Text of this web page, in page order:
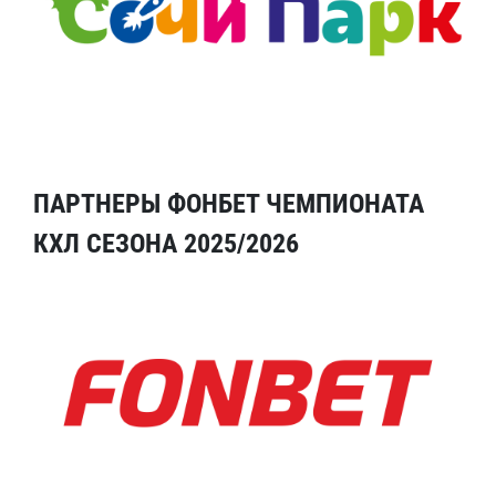
ПАРТНЕРЫ ФОНБЕТ ЧЕМПИОНАТА
КХЛ СЕЗОНА 2025/2026